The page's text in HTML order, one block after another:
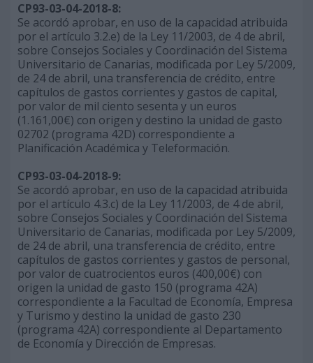
CP93-03-04-2018-8:
Se acordó aprobar, en uso de la capacidad atribuida
por el artículo 3.2.e) de la Ley 11/2003, de 4 de abril,
sobre Consejos Sociales y Coordinación del Sistema
Universitario de Canarias, modificada por Ley 5/2009,
de 24 de abril, una transferencia de crédito, entre
capítulos de gastos corrientes y gastos de capital,
por valor de mil ciento sesenta y un euros
(1.161,00€) con origen y destino la unidad de gasto
02702 (programa 42D) correspondiente a
Planificación Académica y Teleformación.
CP93-03-04-2018-9:
Se acordó aprobar, en uso de la capacidad atribuida
por el artículo 4.3.c) de la Ley 11/2003, de 4 de abril,
sobre Consejos Sociales y Coordinación del Sistema
Universitario de Canarias, modificada por Ley 5/2009,
de 24 de abril, una transferencia de crédito, entre
capítulos de gastos corrientes y gastos de personal,
por valor de cuatrocientos euros (400,00€) con
origen la unidad de gasto 150 (programa 42A)
correspondiente a la Facultad de Economía, Empresa
y Turismo y destino la unidad de gasto 230
(programa 42A) correspondiente al Departamento
de Economía y Dirección de Empresas.